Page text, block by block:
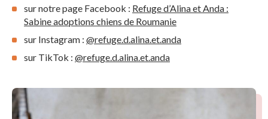
sur notre page Facebook : Refuge d’Alina et Anda :
Sabine adoptions chiens de Roumanie
sur Instagram : @refuge.d.alina.et.anda
sur TikTok : @refuge.d.alina.et.anda